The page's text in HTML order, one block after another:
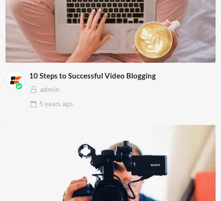
10 Steps to Successful Video Blogging
admin
5 years ago